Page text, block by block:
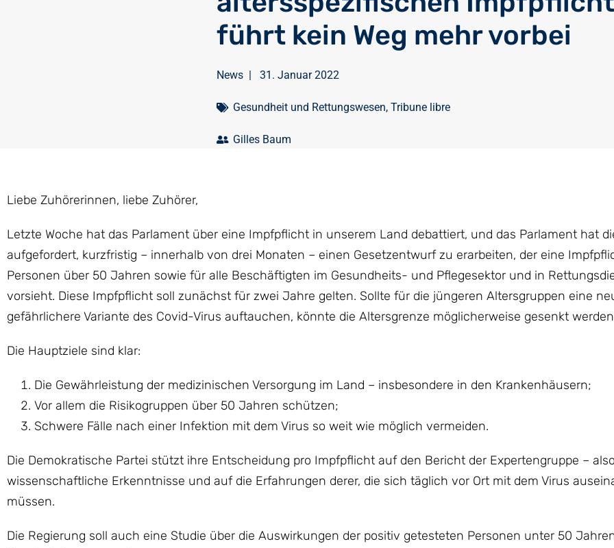
führt kein Weg mehr vorbei
News| 31. Januar 2022
Gesundheit und Rettungswesen, Tribune libre
Gilles Baum
Liebe Zuhörerinnen, liebe Zuhörer,
Letzte Woche hat das Parlament über eine Impfpflicht in unserem Land debattiert, und das Parlament hat
aufgefordert, kurzfristig – innerhalb von drei Monaten – einen Gesetzentwurf zu erarbeiten, der eine
Personen über 50 Jahren sowie für alle Beschäftigten im Gesundheits- und Pflegesektor und in
vorsieht. Diese Impfpflicht soll zunächst für zwei Jahre gelten. Sollte für die jüngeren Altersgruppen eine
gefährlichere Variante des Covid-Virus auftauchen, könnte die Altersgrenze möglicherweise gesenkt
Die Hauptziele sind klar:
Die Gewährleistung der medizinischen Versorgung im Land – insbesondere in den Krankenhäusern;
Vor allem die Risikogruppen über 50 Jahren schützen;
Schwere Fälle nach einer Infektion mit dem Virus so weit wie möglich vermeiden.
Die Demokratische Partei stützt ihre Entscheidung pro Impfpflicht auf den Bericht der Expertengruppe –
wissenschaftliche Erkenntnisse und auf die Erfahrungen derer, die sich täglich vor Ort mit dem Virus
müssen.
Die Regierung soll auch eine Studie über die Auswirkungen der positiv getesteten Personen unter 50